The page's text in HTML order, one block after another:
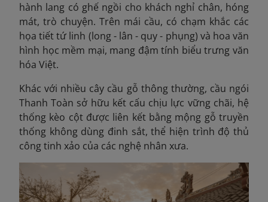
hành lang có ghế ngồi cho khách nghỉ chân, hóng
mát, trò chuyện. Trên mái cầu, có chạm khắc các
họa tiết tứ linh (long - lân - quy - phụng) và hoa văn
hình học mềm mại, mang đậm tính biểu trưng văn
hóa Việt.
Khác với nhiều cây cầu gỗ thông thường, cầu ngói
Thanh Toàn sở hữu kết cấu chịu lực vững chãi, hệ
thống kèo cột được liên kết bằng mộng gỗ truyền
thống không dùng đinh sắt, thể hiện trình độ thủ
công tinh xảo của các nghệ nhân xưa.